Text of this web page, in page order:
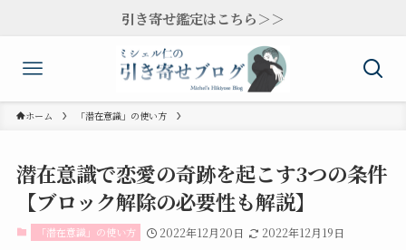
引き寄せ鑑定はこちら＞＞
ホーム 「潜在意識」の使い方
潜在意識で恋愛の奇跡を起こす3つの条件
【ブロック解除の必要性も解説】
「潜在意識」の使い方 2022年12月20日 2022年12月19日